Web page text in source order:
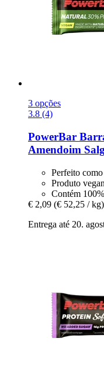
3 opções
3.8 (4)
PowerBar
Amendoim
Perfeito
Produto
Contém
€ 2,09 (€ 52,25 / kg)
Entrega até 20.